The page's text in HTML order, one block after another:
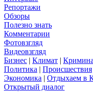
Репортажи
Обзоры
Полезно знать
Комментарии
Фотовзгляд
Видеовзгляд
Бизнес | Климат |
Политика | Происшествия
Экономика | Отдыхаем в
Открытый диалог